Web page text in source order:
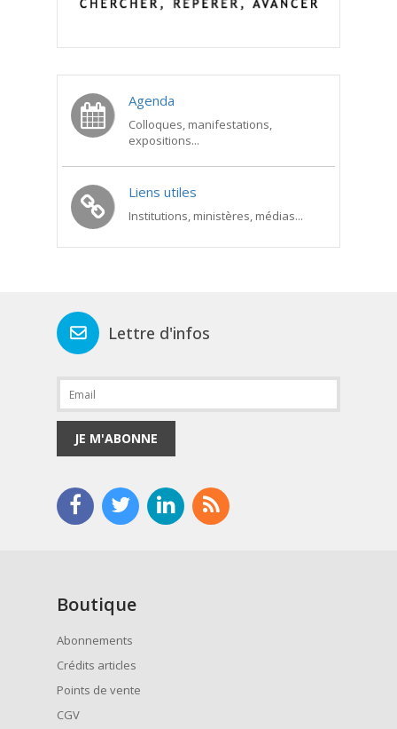
Agenda
Colloques, manifestations,
expositions...
Liens utiles
Institutions, ministères, médias...
Lettre d'infos
JE M'ABONNE
Boutique
Abonnements
Crédits articles
Points de vente
CGV